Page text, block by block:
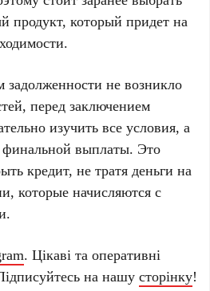
продукт, который придет на
не возникло
перед заключением
изучить все условия, а
финальной выплаты. Это
кредит, не тратя деньги на
которые начисляются с
. Цікаві та оперативні
на нашусторінку!